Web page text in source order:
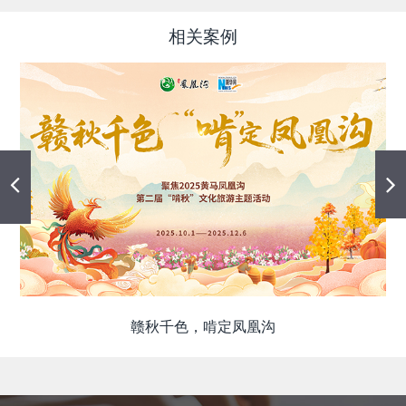
相关案例
赣秋千色，啃定凤凰沟